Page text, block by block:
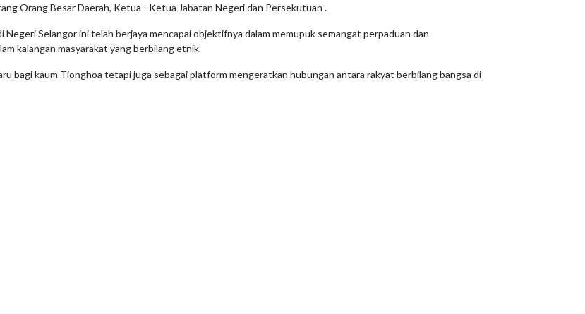
Orang Besar Daerah, Ketua - Ketua Jabatan Negeri dan Persekutuan .
Selangor ini telah berjaya mencapai objektifnya dalam memupuk semangat perpaduan dan
kalangan masyarakat yang berbilang etnik.
bagi kaum Tionghoa tetapi juga sebagai platform mengeratkan hubungan antara rakyat berbilang bangsa di